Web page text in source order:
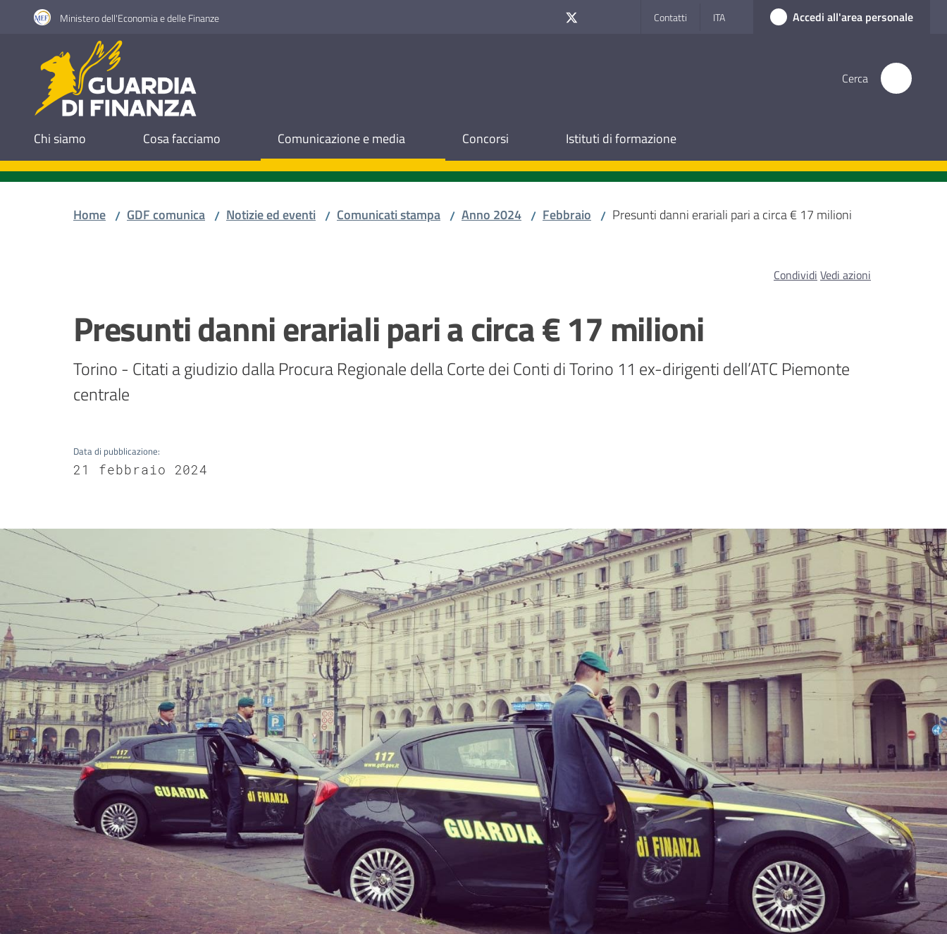
Vai al contenuto
Vai alla navigazione
Vai al footer Ministero dell'Economia e delle Finanze Contatti ITA Accedi all'area personale
Guardia di Finanza Cerca
Chi siamo Cosa facciamo Comunicazione e media Concorsi Istituti di formazione
Home / GDF comunica / Notizie ed eventi / Comunicati stampa / Anno 2024 / Febbraio / Presunti danni erariali pari a circa € 17 milioni
Presunti danni erariali pari a circa € 17 milioni
Torino - Citati a giudizio dalla Procura Regionale della Corte dei Conti di Torino 11 ex-dirigenti dell’ATC Piemonte
centrale
Data di pubblicazione:
21 febbraio 2024
Condividi Vedi azioni